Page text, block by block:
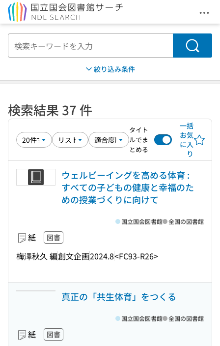
メ
検索
絞り込み条件
検索結果 37 件
タイト
ルでま
とめる
一括
お気
に入
り
ウェルビーイングを高める体育 :
すべての子どもの健康と幸福のた
めの授業づくりに向けて
紙 図書
梅澤秋久 編創文企画2024.8<FC93-R26>
国立国会図書館 全国の図書館
真正の「共生体育」をつくる
紙 図書
国立国会図書館 全国の図書館